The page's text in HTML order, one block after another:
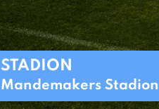
STADION
Mandemakers Stadion